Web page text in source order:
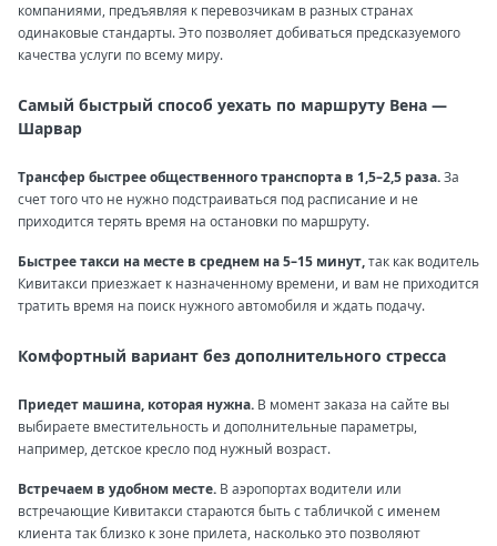
компаниями, предъявляя к перевозчикам в разных странах
одинаковые стандарты. Это позволяет добиваться предсказуемого
качества услуги по всему миру.
Самый быстрый способ уехать по маршруту Вена —
Шарвар
Трансфер быстрее общественного транспорта в 1,5–2,5 раза.За
счет того что не нужно подстраиваться под расписание и не
приходится терять время на остановки по маршруту.
Быстрее такси на месте в среднем на 5–15 минут,так как водитель
Кивитакси приезжает к назначенному времени, и вам не приходится
тратить время на поиск нужного автомобиля и ждать подачу.
Комфортный вариант без дополнительного стресса
Приедет машина, которая нужна. В момент заказа на сайте вы
выбираете вместительность и дополнительные параметры,
например, детское кресло под нужный возраст.
Встречаем в удобном месте. В аэропортах водители или
встречающие Кивитакси стараются быть с табличкой с именем
клиента так близко к зоне прилета, насколько это позволяют